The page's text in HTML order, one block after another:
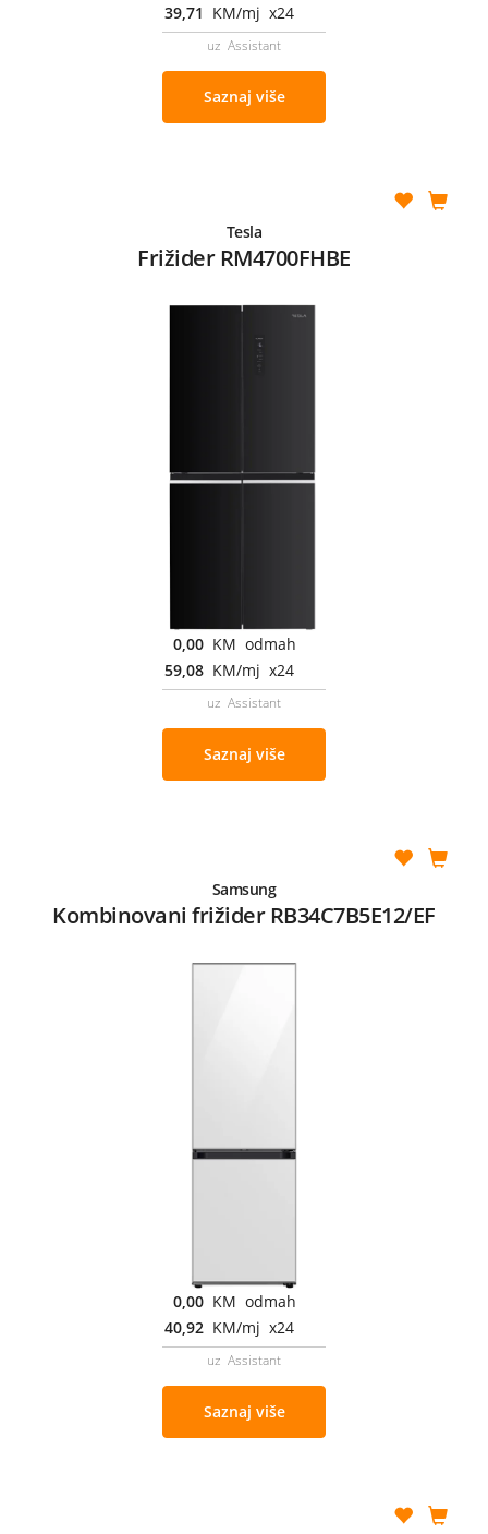
39,71 KM/mj x24
uz Assistant
Saznaj više
Tesla
Frižider RM4700FHBE
0,00 KM odmah
59,08 KM/mj x24
uz Assistant
Saznaj više
Samsung
Kombinovani frižider RB34C7B5E12/EF
0,00 KM odmah
40,92 KM/mj x24
uz Assistant
Saznaj više